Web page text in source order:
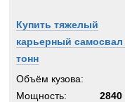
Купить тяжелый
карьерный самосвал
тонн
Объём кузова:
Мощность:
2840